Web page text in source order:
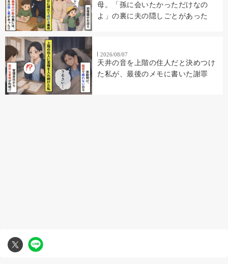
母。「孫に会いたかっただけなの
よ」の裏に夫の隠しごとがあった
2026/08/07
天井の音を上階の住人だと決めつけ
た私が、最後のメモに書いた謝罪